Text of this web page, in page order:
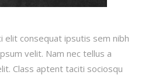
elit consequat ipsutis sem nibh
velit. Nam nec tellus a
Class aptent taciti sociosqu